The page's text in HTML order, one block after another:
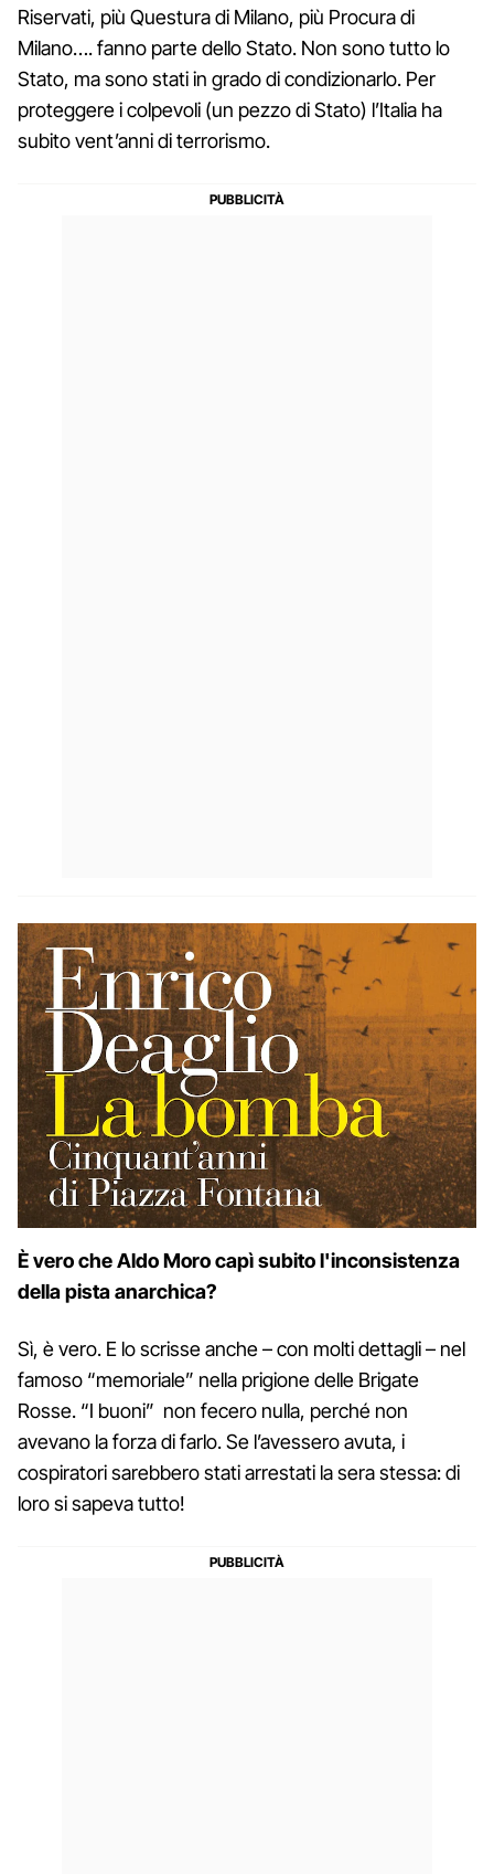
Riservati, più Questura di Milano, più Procura di
Milano…. fanno parte dello Stato. Non sono tutto lo
Stato, ma sono stati in grado di condizionarlo. Per
proteggere i colpevoli (un pezzo di Stato) l’Italia ha
subito vent’anni di terrorismo.
È vero che Aldo Moro capì subito l'inconsistenza
della pista anarchica?
Sì, è vero. E lo scrisse anche – con molti dettagli – nel
famoso “memoriale” nella prigione delle Brigate
Rosse. “I buoni” non fecero nulla, perché non
avevano la forza di farlo. Se l’avessero avuta, i
cospiratori sarebbero stati arrestati la sera stessa: di
loro si sapeva tutto!